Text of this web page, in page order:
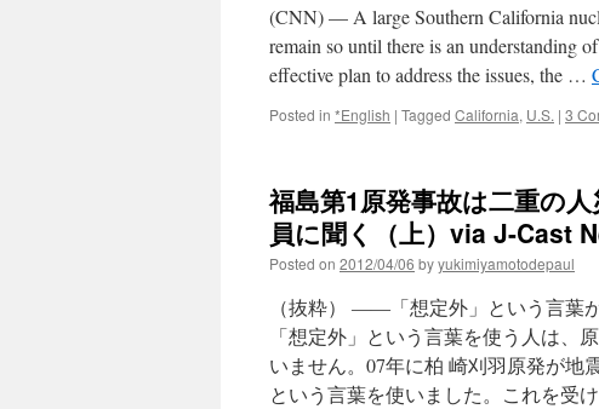
(CNN) — A large Southern California
remain so until there is an understanding
effective plan to address the issues, the …
Posted in *English | Tagged California, U.S. | 3
福島第1原発事故は二重の
員に聞く（上）via J-Cast
Posted on 2012/04/06 byyukimiyamotodepaul
（抜粋） ――「想定外」という言葉
「想定外」という言葉を使う人は、
いません。07年に柏 崎刈羽原発が地
という言葉を使いました。これを受